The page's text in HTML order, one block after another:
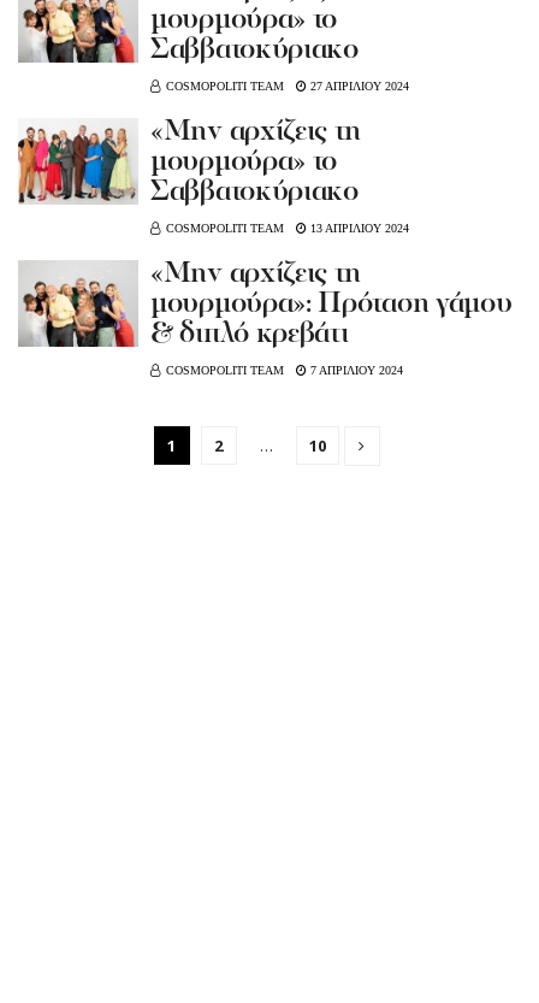
μουρμούρα» το
Σαββατοκύριακο
COSMOPOLITI TEAM 27 ΑΠΡΙΛΙΟΥ 2024
«Μην αρχίζεις τη
μουρμούρα» το
Σαββατοκύριακο
COSMOPOLITI TEAM 13 ΑΠΡΙΛΙΟΥ 2024
«Μην αρχίζεις τη
μουρμούρα»: Πρόταση γάμου
& διπλό κρεβάτι
COSMOPOLITI TEAM 7 ΑΠΡΙΛΙΟΥ 2024
1 2 … 10